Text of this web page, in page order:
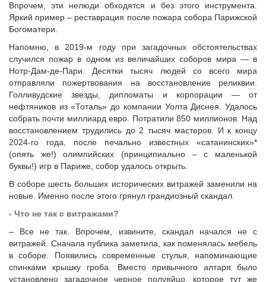
Впрочем, эти нелюди обходятся и без этого инструмента.
Яркий пример – реставрация после пожара собора Парижской
Богоматери.
Напомню, в 2019-м году при загадочных обстоятельствах
случился пожар в одном из величайших соборов мира — в
Нотр-Дам-де-Пари. Десятки тысяч людей со всего мира
отправляли пожертвования на восстановление реликвии.
Голливудские звезды, дипломаты и корпорации — от
нефтяников из «Тоталь» до компании Уолта Диснея. Удалось
собрать почти миллиард евро. Потратили 850 миллионов. Над
восстановлением трудились до 2 тысяч мастеров. И к концу
2024-го года, после печально известных «сатанинских»*
(опять же!) олимпийских (принципиально – с маленькой
буквы!) игр в Париже, собор удалось открыть.
В соборе шесть больших исторических витражей заменили на
новые. Именно после этого грянул грандиозный скандал.
- Что не так с витражами?
– Все не так. Впрочем, извините, скандал начался не с
витражей. Сначала публика заметила, как поменялась мебель
в соборе. Появились современные стулья, напоминающие
спинками крышку гроба. Вместо привычного алтаря было
установлено загадочное черное полуяйцо, которое тут же